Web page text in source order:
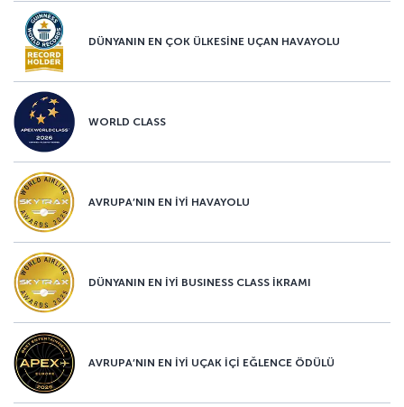
DÜNYANIN EN ÇOK ÜLKESİNE UÇAN HAVAYOLU
WORLD CLASS
AVRUPA’NIN EN İYİ HAVAYOLU
DÜNYANIN EN İYİ BUSINESS CLASS İKRAMI
AVRUPA’NIN EN İYİ UÇAK İÇİ EĞLENCE ÖDÜLÜ